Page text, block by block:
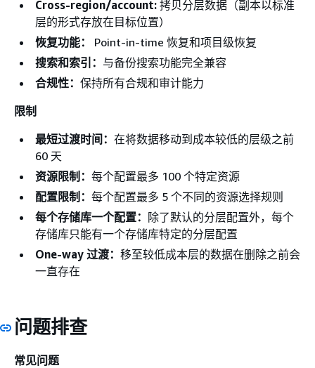
Cross-region/account: 拷贝分层数据（副本以标准
层的形式存放在目标位置）
恢复功能：
Point-in-time 恢复和项目级恢复
搜索和索引： 与备份搜索功能完全兼容
合规性： 保持所有合规和审计能力
限制
最短过渡时间： 在将数据移动到成本较低的层级之前
60 天
资源限制： 每个配置最多 100 个特定资源
配置限制： 每个配置最多 5 个不同的资源选择规则
每个存储库一个配置： 除了默认的分层配置外，每个
存储库只能有一个存储库特定的分层配置
One-way 过渡： 移至较低成本层的数据在删除之前会
一直存在
问题排查
常见问题